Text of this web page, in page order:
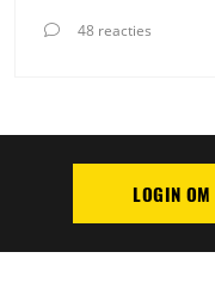
48 reacties
PLAATS REACTIELOGIN OM